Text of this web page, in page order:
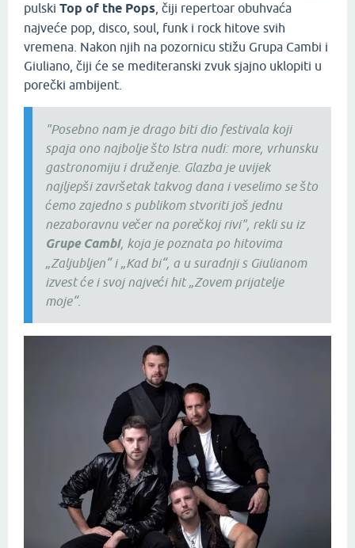
pulski Top of the Pops , čiji repertoar obuhvaća
najveće pop, disco, soul, funk i rock hitove svih
vremena. Nakon njih na pozornicu stižu Grupa Cambi i
Giuliano, čiji će se mediteranski zvuk sjajno uklopiti u
porečki ambijent.
"Posebno nam je drago biti dio festivala koji
spaja ono najbolje što Istra nudi: more, vrhunsku
gastronomiju i druženje. Glazba je uvijek
najljepši završetak takvog dana i veselimo se što
ćemo zajedno s publikom stvoriti još jednu
nezaboravnu večer na porečkoj rivi", rekli su iz
Grupe Cambi, koja je poznata po hitovima
„Zaljubljen“ i „Kad bi“, a u suradnji s Giulianom
izvest će i svoj najveći hit „Zovem prijatelje
moje“.